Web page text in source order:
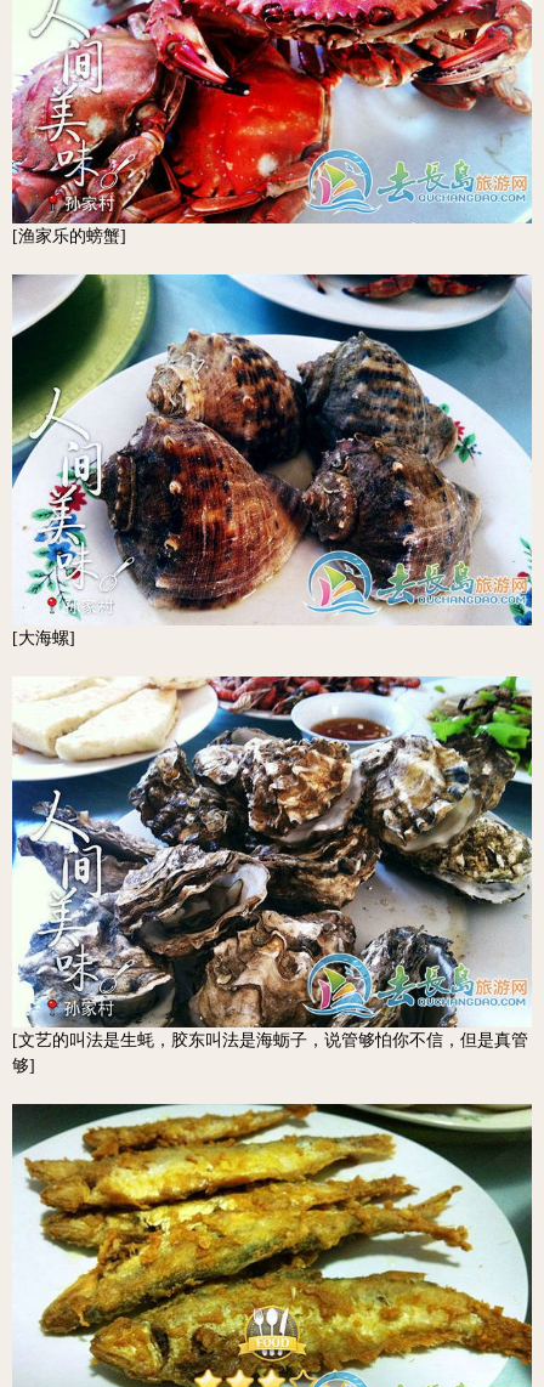
[渔家乐的螃蟹]
[大海螺]
[文艺的叫法是生蚝，胶东叫法是海蛎子，说管够怕你不信，但是真管
够]